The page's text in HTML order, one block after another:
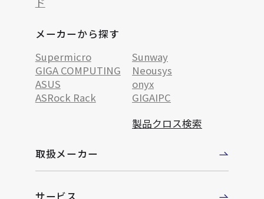
メーカーから探す
Supermicro
Sunway
GIGA COMPUTING
Neousys
ASUS
onyx
ASRock Rack
GIGAIPC
製品クロス検索
取扱メーカー